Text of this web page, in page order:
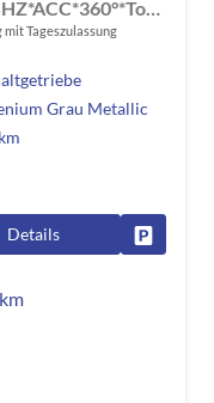
mit Tageszulassung
Grau Metallic
Details